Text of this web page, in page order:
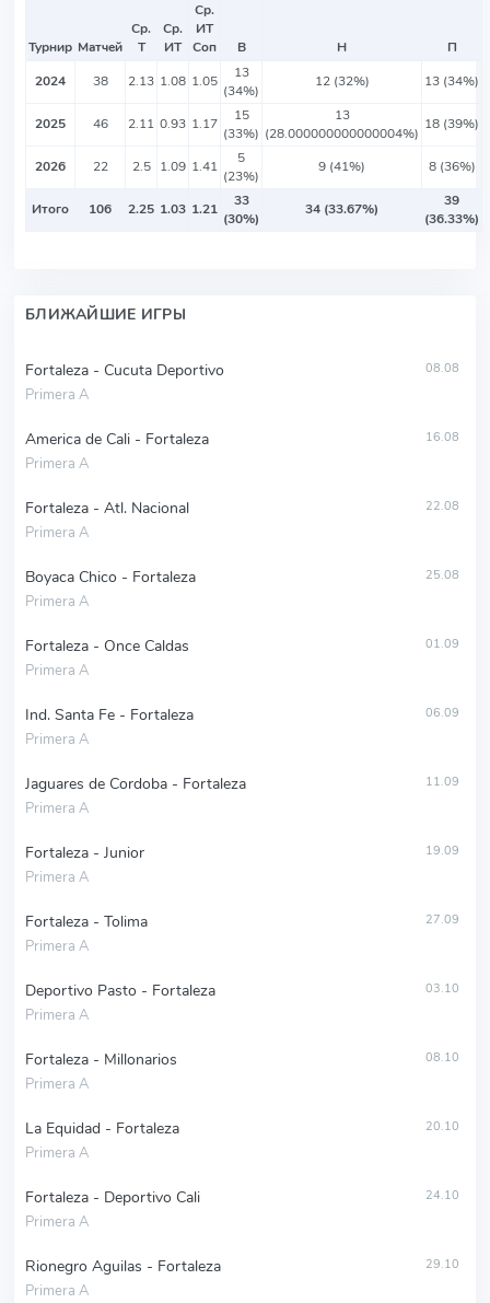
Турнир Матчей
Ср.
Т
Ср.
ИТ
Ср.
ИТ
Соп
В Н
П
2024
38 2.13 1.08 1.05
13
(34%)
12 (32%) 13 (34%)
2025 46 2.11 0.93 1.17
15
(33%)
13
(28.000000000000004%)
18 (39%)
2026 22 2.5 1.09 1.41
5
(23%)
9 (41%) 8 (36%)
Итого 106 2.25 1.03 1.21
33
(30%)
34 (33.67%)
39
(36.33%)
БЛИЖАЙШИЕ ИГРЫ
Fortaleza - Cucuta Deportivo
Primera A
08.08
America de Cali - Fortaleza
Primera A
16.08
Fortaleza - Atl. Nacional
Primera A
22.08
Boyaca Chico - Fortaleza
Primera A
25.08
Fortaleza - Once Caldas
Primera A
01.09
Ind. Santa Fe - Fortaleza
Primera A
06.09
Jaguares de Cordoba - Fortaleza
Primera A
11.09
Fortaleza - Junior
Primera A
19.09
Fortaleza - Tolima
Primera A
27.09
Deportivo Pasto - Fortaleza
Primera A
03.10
Fortaleza - Millonarios
Primera A
08.10
La Equidad - Fortaleza
Primera A
20.10
Fortaleza - Deportivo Cali
Primera A
24.10
Rionegro Aguilas - Fortaleza
Primera A
29.10